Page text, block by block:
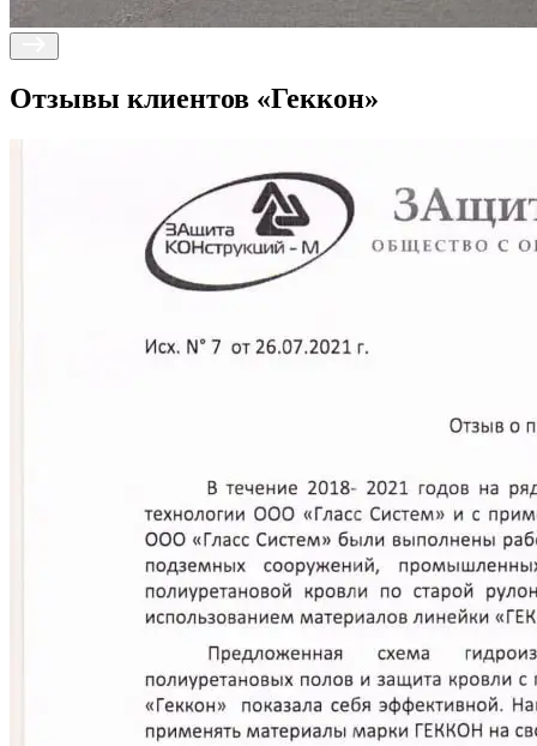
Отзывы клиентов «Геккон»